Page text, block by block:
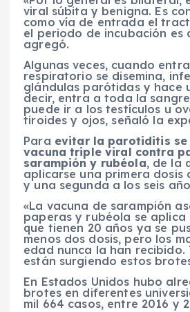
viral súbita y benigna. Es
como vía de entrada el
el periodo de incubación es
agregó.
Algunas veces, cuando
respiratorio se disemina,
glándulas parótidas y hace
decir, entra a toda la
puede ir a los testículos u
tiroides y ojos, señaló la
Para evitar la parotiditis
vacuna triple viral contra
sarampión y rubéola, de la
aplicarse una primera dosis
y una segunda a los seis
«La vacuna de sarampión
paperas y rubéola se aplica
que tienen 20 años ya se
menos dos dosis, pero los
edad nunca la han recibido.
están surgiendo estos
En Estados Unidos hubo
brotes en diferentes
mil 664 casos, entre 2016 y